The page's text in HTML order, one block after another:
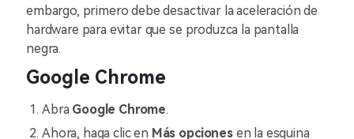
embargo, primero debe desactivar la aceleración de
hardware para evitar que se produzca la pantalla
negra.
Google Chrome
Abra Google Chrome.
Ahora, haga clic en Más opcionesen la esquina